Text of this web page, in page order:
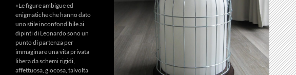
«Le figure ambigue ed
enigmatiche che hanno dato
uno stile inconfondibile ai
dipinti di Leonardo sono un
punto di partenza per
immaginare una vita privata
libera da schemi rigidi,
affettuosa, giocosa, talvolta